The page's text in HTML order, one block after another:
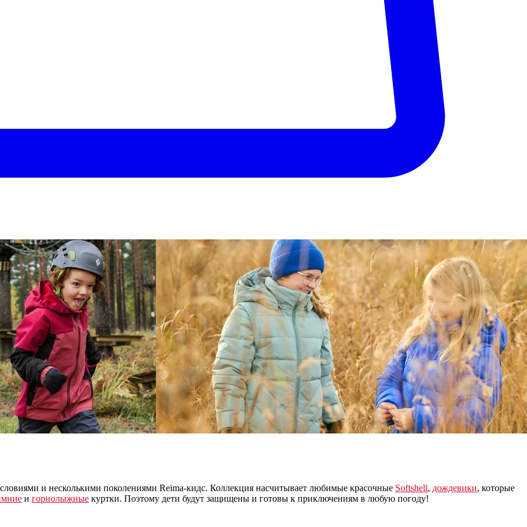
и несколькими поколениями Reima-кидс. Коллекция насчитывает любимые красочные Softshell, дождевики, которые
и горнолыжные куртки. Поэтому дети будут защищены и готовы к приключениям в любую погоду!